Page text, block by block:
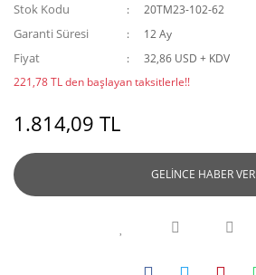
Stok Kodu 20TM23-102-62
Garanti Süresi 12 Ay
Fiyat
32,86 USD + KDV
221,78 TL den başlayan taksitlerle!!
1.814,09 TL
GELİNCE HABER VER